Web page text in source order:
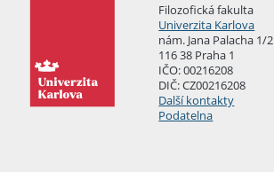
Filozofická fakulta
Univerzita Karlova
nám. Jana Palacha 1/2
116 38 Praha 1
IČO: 00216208
DIČ: CZ00216208
Další kontakty
Podatelna